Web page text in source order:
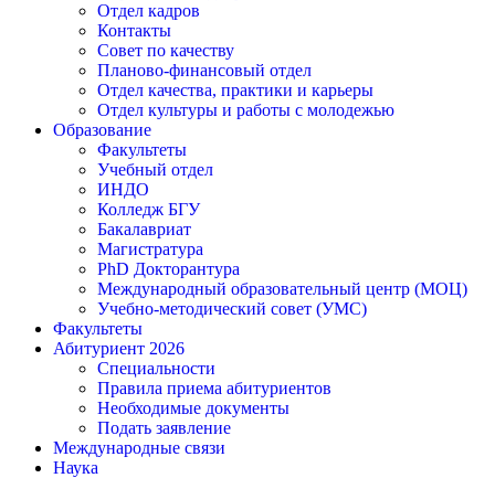
Отдел кадров
Контакты
Совет по качеству
Планово-финансовый отдел
Отдел качества, практики и карьеры
Отдел культуры и работы с молодежью
Образование
Факультеты
Учебный отдел
ИНДО
Колледж БГУ
Бакалавриат
Магистратура
PhD Докторантура
Международный образовательный центр (МОЦ)
Учебно-методический совет (УМС)
Факультеты
Абитуриент 2026
Специальности
Правила приема абитуриентов
Необходимые документы
Подать заявление
Международные связи
Наука